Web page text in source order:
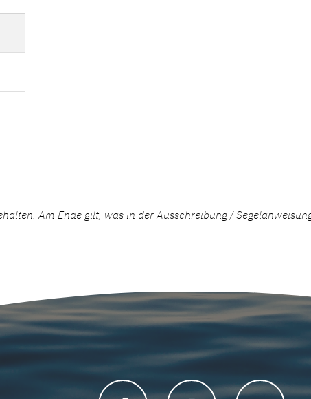
Am Ende gilt, was in der Ausschreibung /